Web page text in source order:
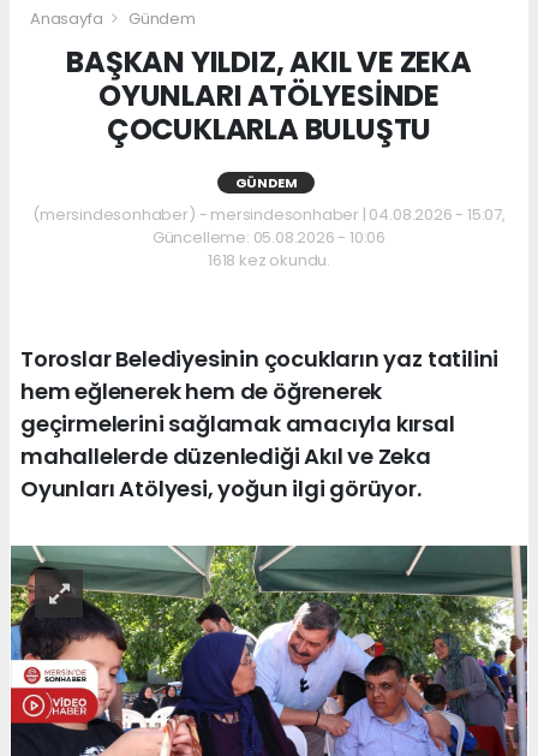
Anasayfa Gündem
BAŞKAN YILDIZ, AKIL VE ZEKA
OYUNLARI ATÖLYESİNDE
ÇOCUKLARLA BULUŞTU
GÜNDEM
(mersindesonhaber) - mersindesonhaber | 04.08.2026 - 15:07,
Güncelleme: 05.08.2026 - 10:06
1618 kez okundu.
Toroslar Belediyesinin çocukların yaz tatilini
hem eğlenerek hem de öğrenerek
geçirmelerini sağlamak amacıyla kırsal
mahallelerde düzenlediği Akıl ve Zeka
Oyunları Atölyesi, yoğun ilgi görüyor.